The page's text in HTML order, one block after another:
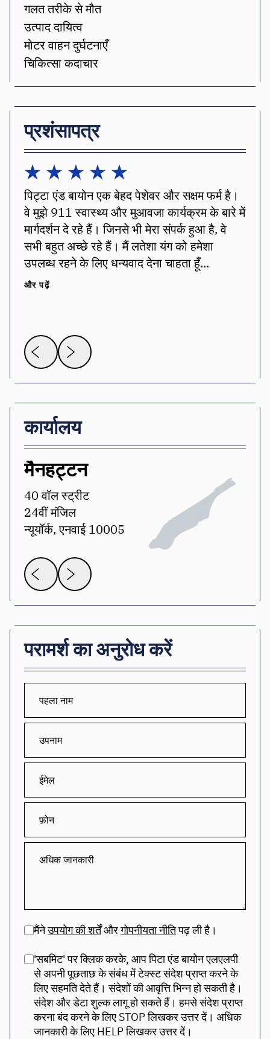
गलत तरीके से मौत
उत्पाद दायित्व
मोटर वाहन दुर्घटनाएँ
चिकित्सा कदाचार
प्रशंसापत्र
पिट्टा एंड बायोन एक बेहद पेशेवर और सक्षम फर्म है।
वे मुझे 911 स्वास्थ्य और मुआवजा कार्यक्रम के बारे में
मार्गदर्शन दे रहे हैं। जिनसे भी मेरा संपर्क हुआ है, वे
सभी बहुत अच्छे रहे हैं। मैं लतेशा यंग को हमेशा
उपलब्ध रहने के लिए धन्यवाद देना चाहता हूँ...
और पढ़ें
कार्यालय
मैनहट्टन
40 वॉल स्ट्रीट
24वीं मंजिल
न्यूयॉर्क, एनवाई 10005
परामर्श का अनुरोध करें
मैंनेउपयोग की शर्तेंऔरगोपनीयता नीतिपढ़ ली है।
'सबमिट' पर क्लिक करके, आप पिटा एंड बायोन एलएलपी
से अपनी पूछताछ के संबंध में टेक्स्ट संदेश प्राप्त करने के
लिए सहमति देते हैं। संदेशों की आवृत्ति भिन्न हो सकती है।
संदेश और डेटा शुल्क लागू हो सकते हैं। हमसे संदेश प्राप्त
करना बंद करने के लिए STOP लिखकर उत्तर दें। अधिक
जानकारी के लिए HELP लिखकर उत्तर दें।